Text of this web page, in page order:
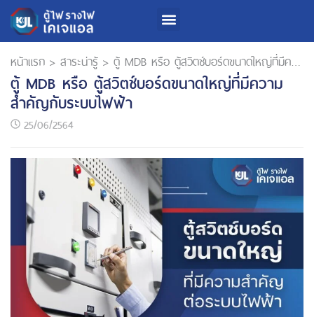
หน้าแรก > สาระน่ารู้ > ตู้ MDB หรือ ตู้สวิตช์บอร์ดขนาดใหญ่ที่มีความสำคัญกับระบบไฟฟ้า
ตู้ MDB หรือ ตู้สวิตช์บอร์ดขนาดใหญ่ที่มีความ
สำคัญกับระบบไฟฟ้า
25/06/2564